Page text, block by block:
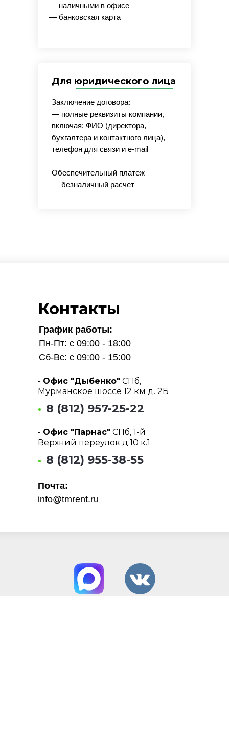
Для юридического лица
— наличными в офисе
— банковская карта
Заключение договора:
— полные реквизиты компании,
включая: ФИО (директора,
бухгалтера и контактного лица),
телефон для связи и e-mail
Обеспечительный платеж
— безналичный расчет
Контакты
Почта:
info@tmrent.ru
График работы:
Пн-Пт: с 09:00 - 18:00
Сб-Вс: с 09:00 - 15:00
- Офис "Парнас" СПб, 1-й
Верхний переулок д.10 к.1
- Офис "Дыбенко" СПб,
Мурманское шоссе 12 км д. 2Б
8 (812) 957-25-22
8 (812) 955-38-55